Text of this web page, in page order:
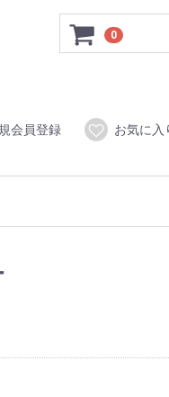
0
会員登録 お気に入